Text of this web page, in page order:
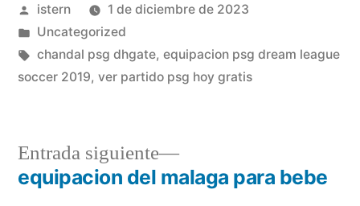
Publicado
por
istern
1 de diciembre de 2023
Publicado
en
Uncategorized
Etiquetas:
chandal psg dhgate, equipacion psg dream league
soccer 2019, ver partido psg hoy gratis
Navegación
Entrada siguiente
Entrada
siguiente:
equipacion del malaga para bebe